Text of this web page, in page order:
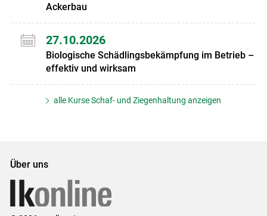
Ackerbau
27.10.2026
Biologische Schädlingsbekämpfung im Betrieb –
effektiv und wirksam
alle Kurse Schaf- und Ziegenhaltung anzeigen
Über uns